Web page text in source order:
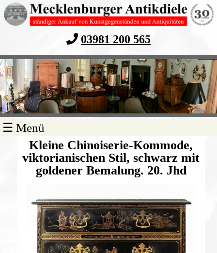
03981 200 565
☰ Menü
Kleine Chinoiserie-Kommode,
viktorianischen Stil, schwarz mit
goldener Bemalung. 20. Jhd